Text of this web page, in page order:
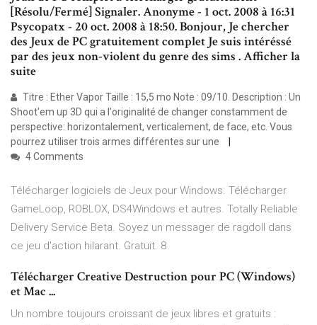
[Résolu/Fermé] Signaler. Anonyme - 1 oct. 2008 à 16:31
Psycopatx - 20 oct. 2008 à 18:50. Bonjour, Je chercher
des Jeux de PC gratuitement complet Je suis intéréssé
par des jeux non-violent du genre des sims . Afficher la
suite
Titre : Ether Vapor Taille : 15,5 mo Note : 09/10. Description : Un
Shoot'em up 3D qui a l'originalité de changer constamment de
perspective: horizontalement, verticalement, de face, etc. Vous
pourrez utiliser trois armes différentes sur une
4 Comments
Télécharger logiciels de Jeux pour Windows. Télécharger
GameLoop, ROBLOX, DS4Windows et autres. Totally Reliable
Delivery Service Beta. Soyez un messager de ragdoll dans
ce jeu d'action hilarant. Gratuit. 8
Télécharger Creative Destruction pour PC (Windows)
et Mac ...
Un nombre toujours croissant de jeux libres et gratuits :